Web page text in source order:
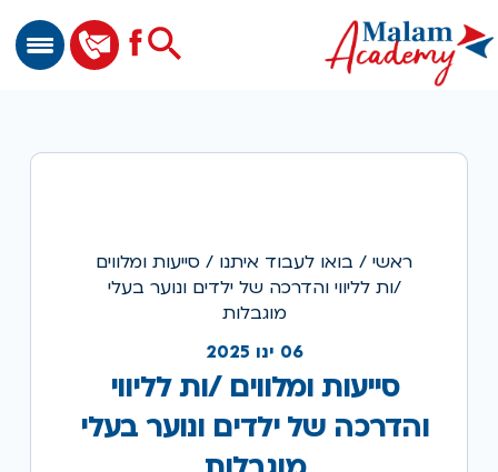
בְּאֲתָר
זֶה
לִנְגִישׁוּת
Search
for:
Search Button
ראשי/ בואו לעבוד איתנו / סייעות ומלווים
/ות לליווי והדרכה של ילדים ונוער בעלי
מוגבלות
06 ינו 2025
סייעות ומלווים /ות לליווי
והדרכה של ילדים ונוער בעלי